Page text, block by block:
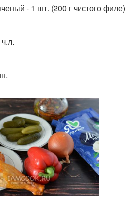
- 1 шт. (200 г чистого филе)